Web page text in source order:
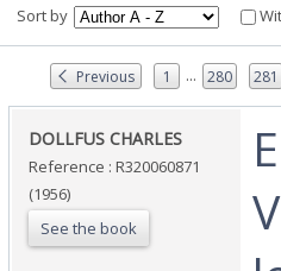
Sort by
Previous 1 ... 280 281
‎DOLLFUS CHARLES‎
Reference : R320060871
(1956)
See the book